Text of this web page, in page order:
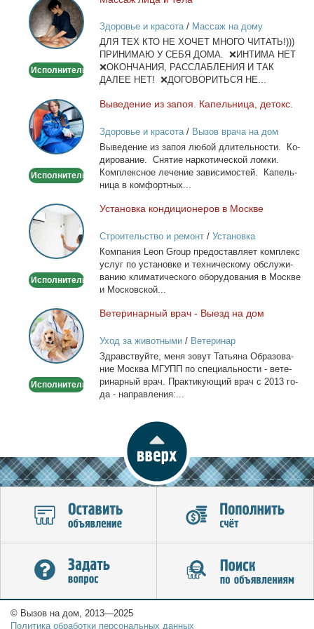
лица
и
тела
Исполнитель
Здоровье и красота/ Массаж на дому
ДЛЯ ТЕХ КТО НЕ ХОЧЕТ МНОГО ЧИТАТЬ!)))
ПРИНИМАЮ У СЕБЯ ДОМА. ❌ИНТИМА НЕТ
❌ОКОНЧАНИЯ, РАССЛАБЛЕНИЯ И ТАК
ДАЛЕЕ НЕТ! ❌ДОГОВОРИТЬСЯ НЕ...
Выведение
из
запоя.
Капельница,
Исполнитель
Вы­ве­де­ние из за­поя. Ка­пель­ни­ца, де­токс.
Здоровье и красота/ Вызов врача на дом
Вы­ве­де­ние из за­поя лю­бой дли­тель­но­сти. Ко­
ди­ро­ва­ние. Сня­тие нар­ко­ти­че­ской лом­ки.
Ком­плекс­ное ле­че­ние за­ви­си­мо­стей. Ка­пель­
ни­ца в ком­форт­ных...
Установка
кондиционеров
в
Москве
Исполнитель
Уста­нов­ка кон­ди­ци­о­не­ров в Москве
Строительство и ремонт/ Установка
кондиционеров
Ком­па­ния Leon Group предо­став­ля­ет ком­плекс
услуг по уста­нов­ке и тех­ни­че­ско­му об­слу­жи­
ва­нию кли­ма­ти­че­ско­го обо­ру­до­ва­ния в Москве
и Мос­ков­ской...
Ветеринарный
врач
-
Выезд
дом
Исполнитель
Ве­те­ри­нар­ный врач - Вы­езд на дом
Уход за животными/ Ветеринар
Здрав­ствуй­те, ме­ня зо­вут Та­тья­на Об­ра­зо­ва­
ние Москва МГУПП по спе­ци­аль­но­сти - ве­те­
ри­нар­ный врач. Прак­ти­ку­ю­щий врач с 2013 го­
да - на­прав­ле­ния:...
© Вызов на дом, 2013—2025
Политика обработки персональных данных